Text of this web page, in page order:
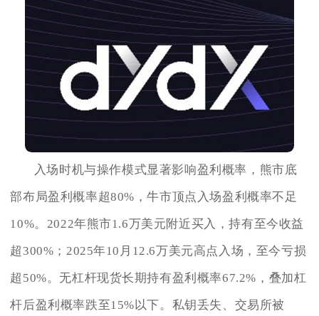
入场时机与操作模式显著影响盈利概率，熊市底
部布局盈利概率超80%，牛市顶点入场盈利概率不足
10%。2022年熊市1.6万美元附近买入，持有至今收益
超300%；2025年10月12.6万美元高点入场，至今亏损
超50%。无杠杆现货长期持有盈利概率67.2%，叠加杠
杆后盈利概率跌至15%以下。私钥丢失、交易所被